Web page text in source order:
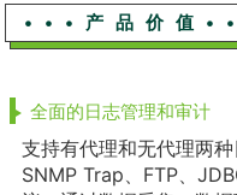
•••产品价值
全面的日志管理和审计
支持有代理和无代理两种
SNMP Trap、FTP、